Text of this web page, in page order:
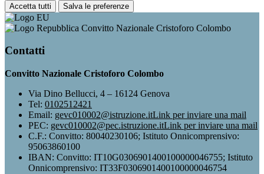
Accetta tutti Salva le preferenze
Convitto Nazionale Cristoforo Colombo
Contatti
Convitto Nazionale Cristoforo Colombo
Via Dino Bellucci, 4 – 16124 Genova
Tel: 0102512421
Email: gevc010002@istruzione.itLink per inviare una mail
PEC: gevc010002@pec.istruzione.itLink per inviare una mail
C.F.: Convitto: 80040230106; Istituto Onnicomprensivo:
95063860100
IBAN: Convitto: IT10G0306901400100000046755; Istituto
Onnicomprensivo: IT33F0306901400100000046754